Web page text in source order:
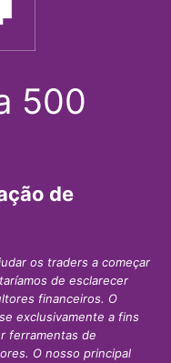
500
de
os traders a começar
de esclarecer
financeiros. O
exclusivamente a fins
ferramentas de
O nosso principal